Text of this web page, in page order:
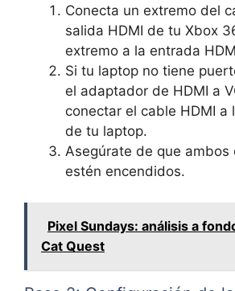
Conecta un extremo del
salida HDMI de tu Xbox
extremo a la entrada
Si tu laptop no tiene
el adaptador de HDMI a
conectar el cable HDMI a
de tu laptop.
Asegúrate de que ambos
estén encendidos.
Pixel Sundays: análisis a
Cat Quest